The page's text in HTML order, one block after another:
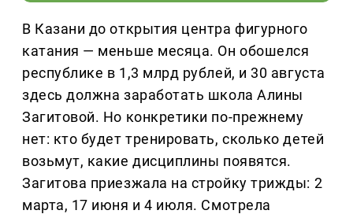
В Казани до открытия центра фигурного
катания — меньше месяца. Он обошелся
республике в 1,3 млрд рублей, и 30 августа
здесь должна заработать школа Алины
Загитовой. Но конкретики по-прежнему
нет: кто будет тренировать, сколько детей
возьмут, какие дисциплины появятся.
Загитова приезжала на стройку трижды: 2
марта, 17 июня и 4 июля. Смотрела